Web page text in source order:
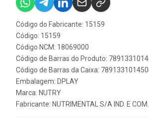
Código do Fabricante: 15159
Código: 15159
Código NCM: 18069000
Código de Barras do Produto:
Código de Barras da Caixa:
Embalagem: DPLAY
Marca: NUTRY
Fabricante: NUTRIMENTAL S/A IND. E